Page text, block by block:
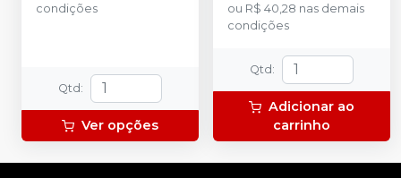
condições
Qtd :
Ver opções
ou R$ 40,28 nas demais
condições
Qtd :
Adicionar ao
carrinho